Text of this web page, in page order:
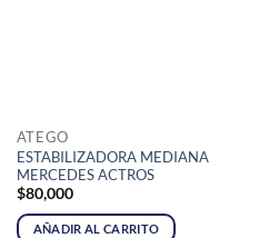
ATEGO
ESTABILIZADORA MEDIANA
MERCEDES ACTROS
$80,000
AÑADIR AL CARRITO